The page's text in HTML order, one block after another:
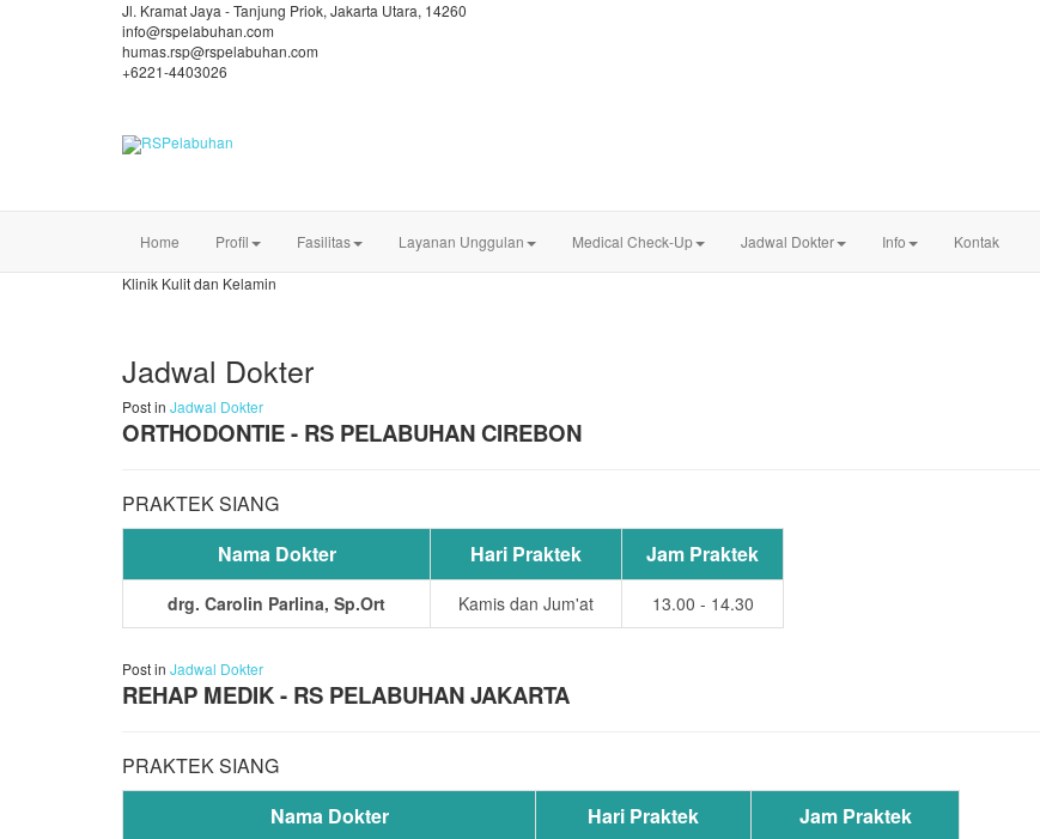
Jl. Kramat Jaya - Tanjung Priok, Jakarta Utara, 14260
info@rspelabuhan.com
humas.rsp@rspelabuhan.com
+6221-4403026
Home Profil Fasilitas Layanan Unggulan Medical Check-Up Jadwal Dokter Info Kontak
Klinik Kulit dan Kelamin
Jadwal Dokter
Post in Jadwal Dokter
ORTHODONTIE - RS PELABUHAN CIREBON
PRAKTEK SIANG
Nama Dokter
Hari Praktek Jam Praktek
drg. Carolin Parlina, Sp.Ort Kamis dan Jum'at 13.00 - 14.30
Post in Jadwal Dokter
REHAP MEDIK - RS PELABUHAN JAKARTA
PRAKTEK SIANG
Nama Dokter
Hari Praktek Jam Praktek